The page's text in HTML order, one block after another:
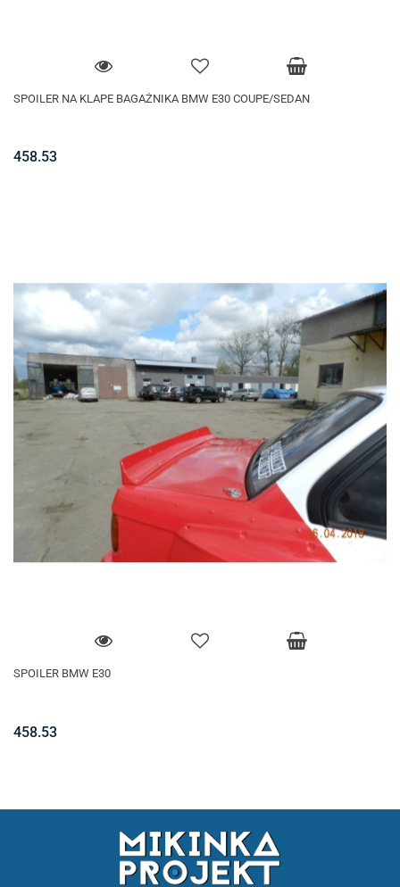
SPOILER NA KLAPE BAGAŻNIKA BMW E30 COUPE/SEDAN
458.53
SPOILER BMW E30
458.53